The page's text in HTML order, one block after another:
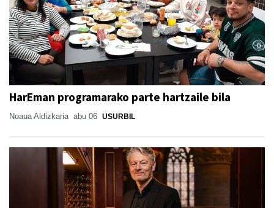
HarEman programarako parte hartzaile bila
Noaua Aldizkaria abu 06 USURBIL